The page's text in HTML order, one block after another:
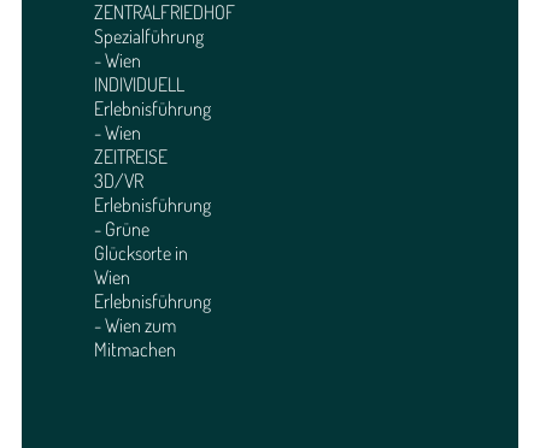
ZENTRALFRIEDHOF
Spezialführung
- Wien
INDIVIDUELL
Erlebnisführung
- Wien
ZEITREISE
3D/VR
Erlebnisführung
- Grüne
Glücksorte in
Wien
Erlebnisführung
- Wien zum
Mitmachen